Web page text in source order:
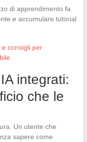
di apprendimento fa
e accumulare tutorial
e consigli per
integrati:
che le
Un utente che
sapere come